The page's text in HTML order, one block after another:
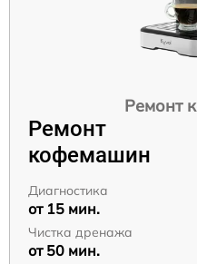
Ремонт
Ремонт
кофемашин
Диагностика
от 15 мин.
Чистка дренажа
от 50 мин.